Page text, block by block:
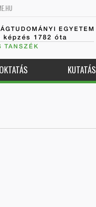
EGYETEM
1782 óta
TANSZÉK
OKTATÁS KUTATÁS